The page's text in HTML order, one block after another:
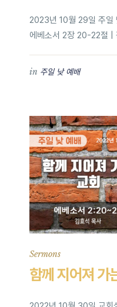
2023년 10월 29일 주일
에베소서 2장 20-22절 |
in 주일 낮 예배
Sermons
함께 지어져 가